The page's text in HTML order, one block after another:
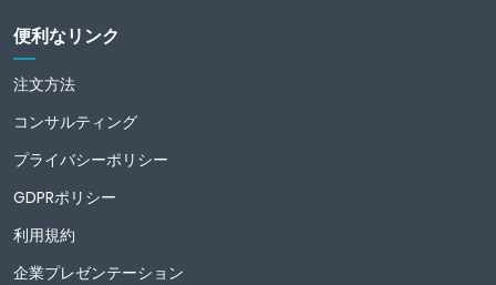
便利なリンク
注文方法
コンサルティング
プライバシーポリシー
GDPRポリシー
利用規約
企業プレゼンテーション